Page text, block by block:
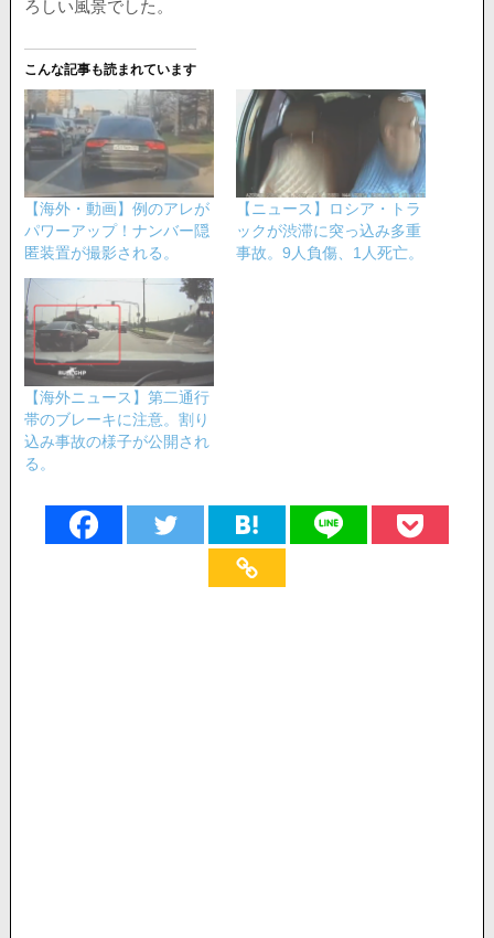
ろしい風景でした。
こんな記事も読まれています
【海外・動画】例のアレが
パワーアップ！ナンバー隠
匿装置が撮影される。
【ニュース】ロシア・トラ
ックが渋滞に突っ込み多重
事故。9人負傷、1人死亡。
【海外ニュース】第二通行
帯のブレーキに注意。割り
込み事故の様子が公開され
る。